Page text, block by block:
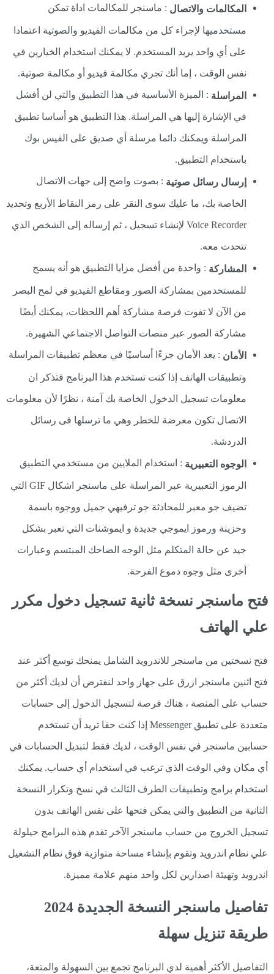
المكالمات والاتصال : ماسنجر للمكالمات اداة تمكن
مستخدميها لإجراء كل من مكالمات الفيديو والصوتية اعتمادا
على أي واحد يريد المستخدم. لا يمكنك استخدام الخيارين في
نفس الوقت ، إما أنك تجري مكالمة فيديو أو مكالمة صوتية.
المراسلة : الميزة الأساسية في هذا التطبيق والتي لن أفشل
في الإشارة إليها هي المراسلة. هذا التطبيق هو أساسا تطبيق
المراسلة ويمكنك دائما مرسلة أي صديق على الفيس بوك
باستخدام التطبيق.
إرسال رسائل صوتية : بصوت واضح إلى جهات الاتصال
الخاصة بك، ما عليك سوى النقر على رمز النقاط الأربع وتحديد
Voice Recorder لإنشاء تسجيل ، ثم إرساله إلى الشخص الذي
تتحدث معه.
المشاركة : واحدة من أفضل مزايا التطبيق هو أنه يسمح
للمستخدمين بمشاركة الصور ومقاطع الفيديو في لمح البصر
من الآن لا تفوت فرصة مشاركة أهم اللحظات، يمكنك أيضًا
مشاركة الصور عبر منصات التواصل الاجتماعي الشهيرة.
الأمان : يعد الأمان جزءًا أساسيًا في معظم تطبيقات المراسلة
وتطبيقات الهاتف إذا كنت تستخدم هذا البرنامج فتذكر ان
معلومات تسجيل الدخول الخاصة بك آمنة ، نظرًا لأن معلومات
الاتصال تكون معرضة للخطر وهي ما ترسلها فى رسائل
الدردشة.
الوجوه التعبيرية : استخدام الملايين من مستخدمي التطبيق
الرموز التعبيرية عبر المراسلة على ماسنجر اشكال GIF التي
تضيف جو معبر للمحادثة جو ترفيهي جميل ووجوه باسمة
وحزينة ورموز ايموجي جديدة و ايموشنات التي تعبر بشكل
جيد عن حالة المتكلم مثل الوجه الضاحك المبتسم وعبارات
أخرى مثل وجوه دموع الفرحة.
فتح ماسنجر نسخة ثانية تسجيل دخول مكرر
علي الهاتف
فتح نسختين من ماسنجر للاندرويد الشامل يمنحك توسع أكثر عند
فتح اثنين ماسنجر ازرق على جهاز واحد لنفترض أن لديك أكثر من
حساب على المنصة ، هناك فرصة لتسجيل الدخول إلى حسابات
متعددة على تطبيق Messenger إذا كنت حقا تريد أن تستخدم
حسابين ماسنجر في نفس الوقت ، لديك فقط لتبديل الحسابات في
أي مكان وفي الوقت الذي ترغب في استخدام أي حساب. يمكنك
استخدام برامج وتطبيقات الطرف الثالث في نسخ وتكرار النسخة
الثانية من التطبيق والتي يمكن فتحها على نفس الهاتف بدون
تسجيل الخروج من حساب ماسنجر الآخر تقدم هذه البرامج حيلولة
علي نظام اندرويد وتقوم بإنشاء مساحة متوازية فوق نظام التشغيل
اندرويد وتهيئة اصدارين لكل واحد منهم علامة مميزة.
تفاصيل ماسنجر النسخة الجديدة 2024
طريقة تنزيل سهلة
التفاصيل الأكثر أهمية لدي البرنامج تجمع بين السهولة والمتعة،